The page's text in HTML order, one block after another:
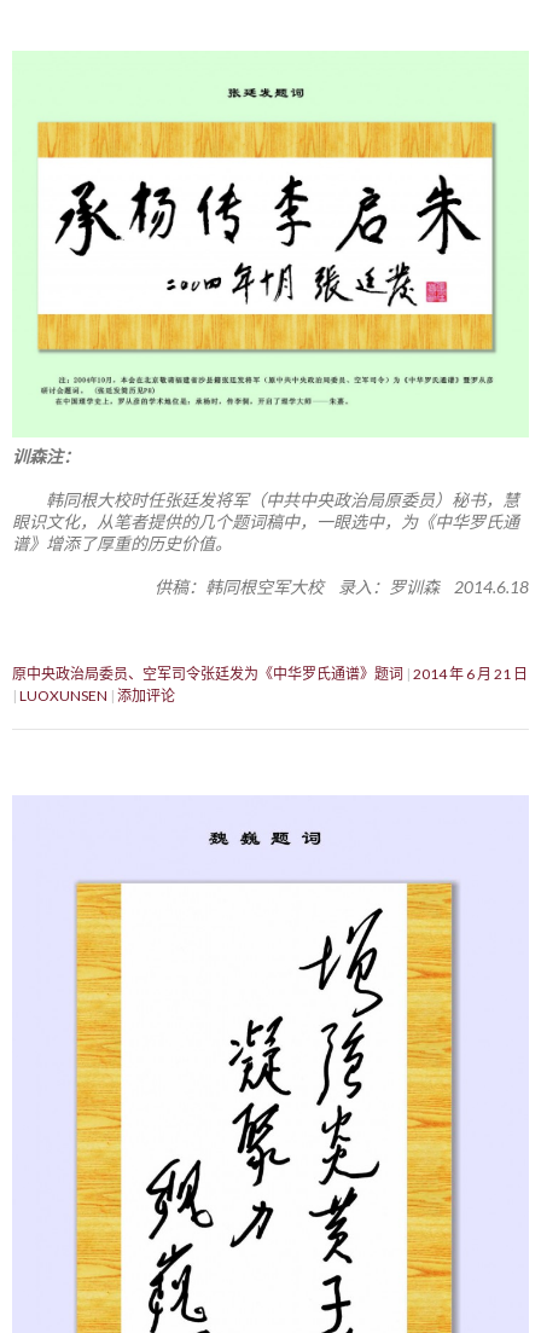
训森注：
韩同根大校时任张廷发将军（中共中央政治局原委员）秘书，慧
眼识文化，从笔者提供的几个题词稿中，一眼选中，为《中华罗氏通
谱》增添了厚重的历史价值。
供稿：韩同根空军大校 录入：罗训森 2014.6.18
原中央政治局委员、空军司令张廷发为《中华罗氏通谱》题词 2014 年 6 月 21 日
LUOXUNSEN 添加评论